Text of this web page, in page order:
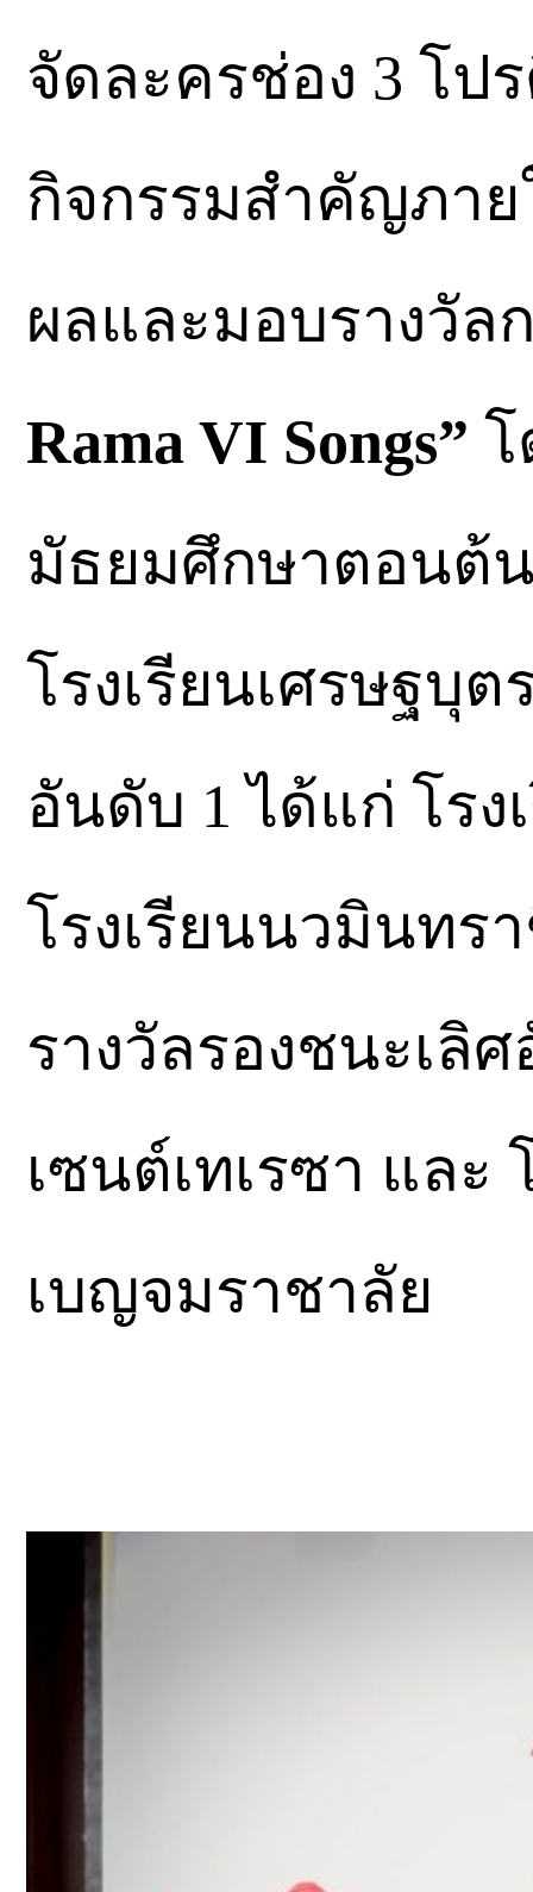
จัดละครช่อง 3 โป
กิจกรรมสำคัญภาย
ผลและมอบรางวัล
Rama VI Songs”
มัธยมศึกษาตอนต้
โรงเรียนเศรษฐบุ
อันดับ 1 ได้แก่ โร
โรงเรียนนวมินทร
รางวัลรองชนะเลิ
เซนต์เทเรซา แล
เบญจมราชาลัย